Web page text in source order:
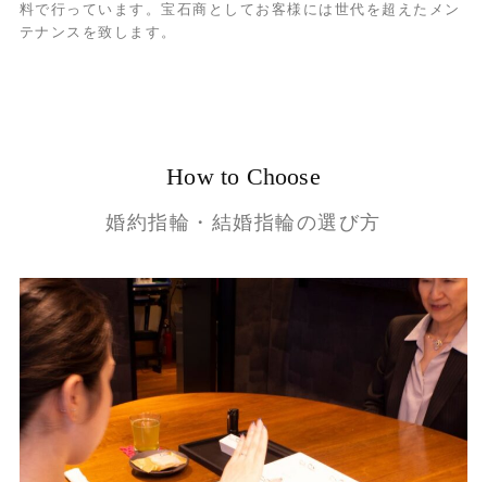
料で行っています。宝石商としてお客様には世代を超えたメン
テナンスを致します。
How to Choose
婚約指輪・結婚指輪の選び方